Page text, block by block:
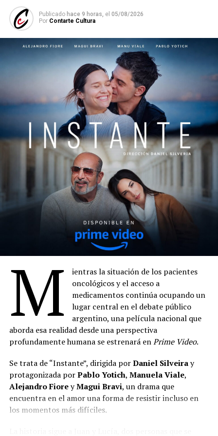
Publicado hace 9 horas, el 05/08/2026
Por Contarte Cultura
M
ientras la situación de los pacientes
oncológicos y el acceso a
medicamentos continúa ocupando un
lugar central en el debate público
argentino, una película nacional que
aborda esa realidad desde una perspectiva
profundamente humana se estrenará enPrime Video.
Se trata de “Instante”, dirigida porDaniel Silveiray
protagonizada porPablo Yotich, Manuela Viale,
Alejandro FioreyMagui Bravi, un drama que
encuentra en el amor una forma de resistir incluso en
los momentos más difíciles.